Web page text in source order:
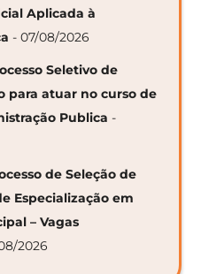
Aplicada à
- 07/08/2026
Seletivo de
para atuar no curso de
Publica -
de Seleção de
Especialização em
– Vagas
2026